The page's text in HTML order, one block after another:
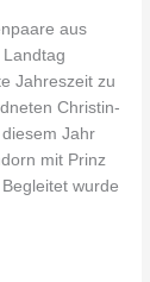
aus
Jahreszeit zu
Christin-
Jahr
mit Prinz
wurde